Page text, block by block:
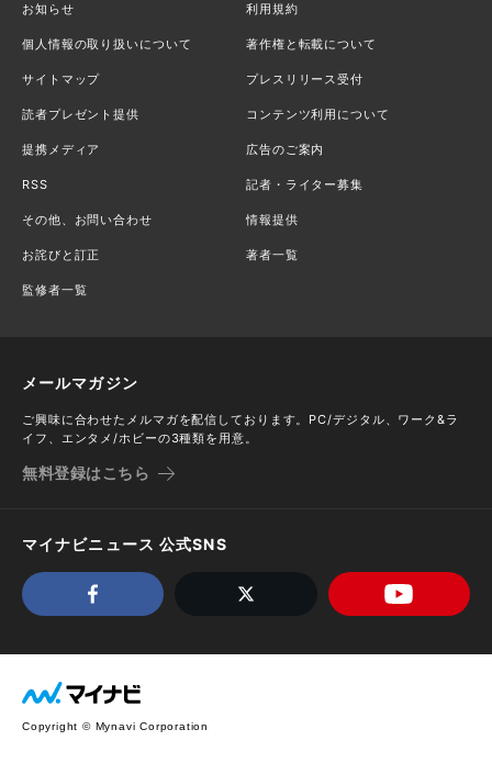
お知らせ 利用規約
個人情報の取り扱いについて 著作権と転載について
サイトマップ プレスリリース受付
読者プレゼント提供 コンテンツ利用について
提携メディア 広告のご案内
RSS 記者・ライター募集
その他、お問い合わせ 情報提供
お詫びと訂正 著者一覧
監修者一覧
メールマガジン
ご興味に合わせたメルマガを配信しております。PC/デジタル、ワーク&ラ
イフ、エンタメ/ホビーの3種類を用意。
無料登録はこちら
マイナビニュース 公式SNS
Copyright © Mynavi Corporation